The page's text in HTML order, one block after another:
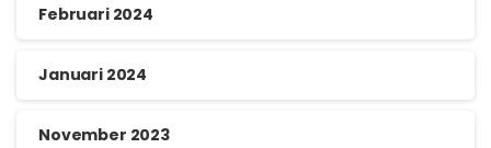
Februari 2024
Januari 2024
November 2023